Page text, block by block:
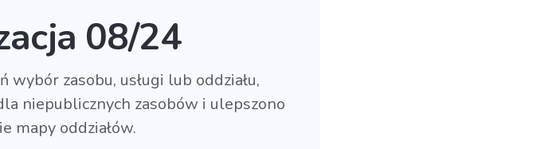
08/24
wybór zasobu, usługi lub oddziału,
niepublicznych zasobów i ulepszono
mapy oddziałów.